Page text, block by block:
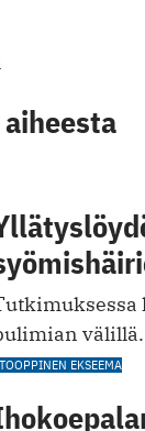
välillä.
EKSEEMA